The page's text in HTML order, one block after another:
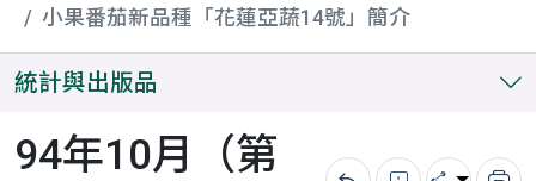
小果番茄新品種「花蓮亞蔬14號」簡介
統計與出版品
94年10月（第